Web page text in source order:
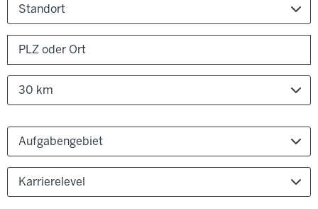
Standort
30 km
Aufgabengebiet
Karrierelevel